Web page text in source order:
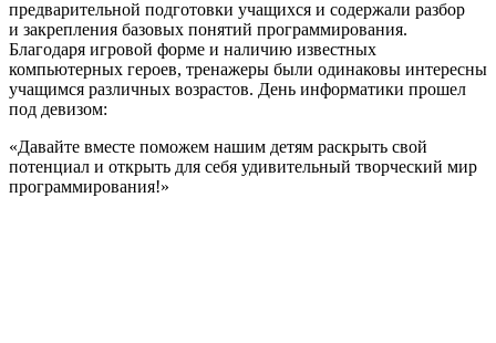
предварительной подготовки учащихся и содержали разбор
и закрепления базовых понятий программирования.
Благодаря игровой форме и наличию известных
компьютерных героев, тренажеры были одинаковы интересны
учащимся различных возрастов. День информатики прошел
под девизом:
«Давайте вместе поможем нашим детям раскрыть свой
потенциал и открыть для себя удивительный творческий мир
программирования!»